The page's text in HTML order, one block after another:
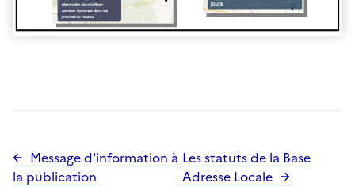
Message d'information à
la publication
Les statuts de la Base
Adresse Locale